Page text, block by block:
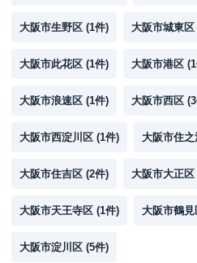
大阪市生野区 (1件) 大阪市城東区
大阪市此花区 (1件) 大阪市港区 (1
大阪市浪速区 (1件) 大阪市西区 (3
大阪市西淀川区 (1件) 大阪市住之
大阪市住吉区 (2件) 大阪市大正区
大阪市天王寺区 (1件) 大阪市鶴見
大阪市淀川区 (5件)